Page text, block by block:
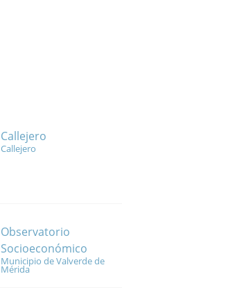
Callejero
Callejero
Observatorio
Socioeconómico
Municipio de Valverde de
Mérida